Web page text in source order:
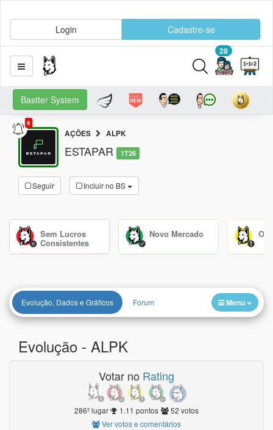
Login Cadastre-se
28
Bastter System
6
AÇÕES ALPK
ESTAPAR 1T26
Seguir Incluir no BS
Sem Lucros
Consistentes
Novo Mercado
Evolução, Dados e Gráficos Forum Menu
Evolução - ALPK
Votar no Rating
286º lugar 1.11 pontos
52 votos
Ver votos e comentários